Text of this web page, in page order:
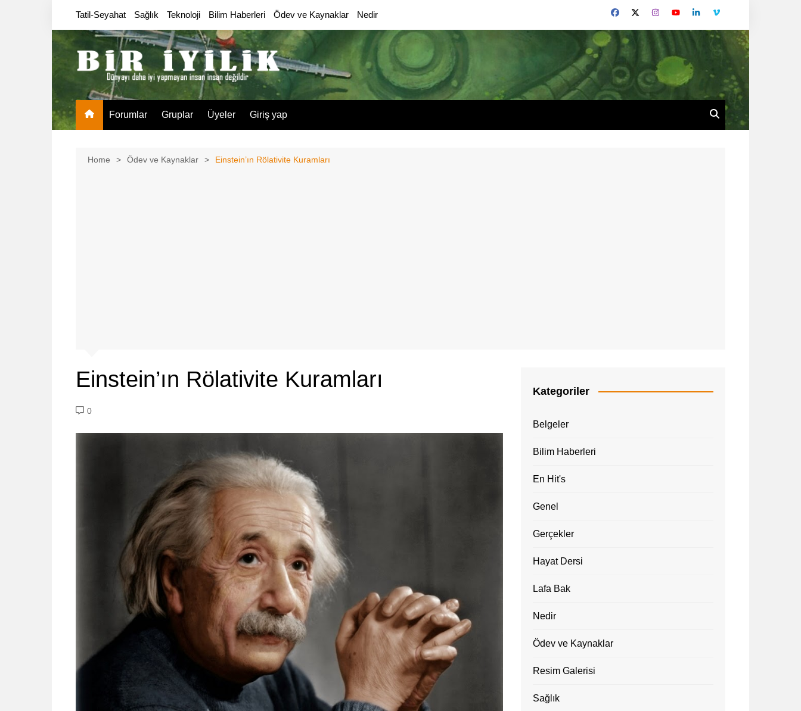
Tatil-Seyahat Sağlık Teknoloji Bilim Haberleri Ödev ve Kaynaklar Nedir
Forumlar Gruplar Üyeler Giriş yap
Home Ödev ve Kaynaklar Einstein’ın Rölativite Kuramları
Einstein’ın Rölativite Kuramları
0
Kategoriler
Belgeler
Bilim Haberleri
En Hit's
Genel
Gerçekler
Hayat Dersi
Lafa Bak
Nedir
Ödev ve Kaynaklar
Resim Galerisi
Sağlık